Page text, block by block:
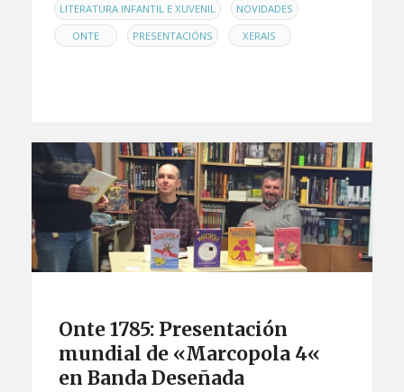
LITERATURA INFANTIL E XUVENIL , NOVIDADES ,
ONTE , PRESENTACIÓNS , XERAIS
Onte 1785: Presentación
mundial de «Marcopola 4«
en Banda Deseñada